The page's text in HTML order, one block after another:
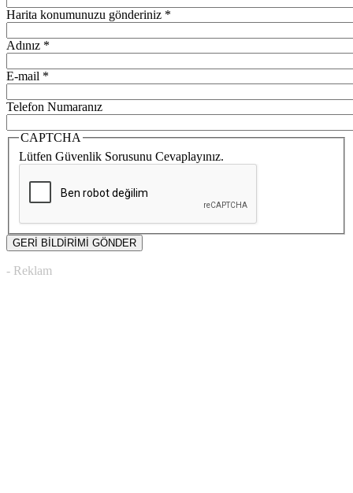
Harita konumunuzu gönderiniz *
Adınız *
E-mail *
Telefon Numaranız
CAPTCHA
Lütfen Güvenlik Sorusunu Cevaplayınız.
- Reklam